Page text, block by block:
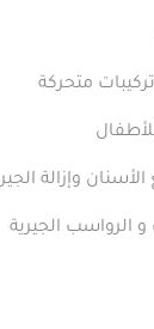
متحركة
وإزالة الجير
و الرواسب الجيرية